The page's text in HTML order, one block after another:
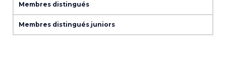
Membres distingués
Membres distingués juniors